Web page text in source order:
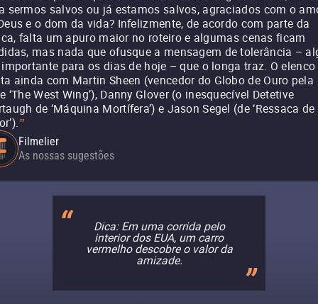
sermos salvos ou já estamos salvos, agraciados com o
e o dom da vida? Infelizmente, de acordo com parte da
falta um apuro maior no roteiro e algumas cenas ficam
mas nada que ofusque a mensagem de tolerância –
para os dias de hoje – que o longa traz. O elenco
ainda com Martin Sheen (vencedor do Globo de Ouro pela
‘The West Wing’), Danny Glover (o inesquecível Detetive
de ‘Máquina Mortífera’) e Jason Segel (de ‘Ressaca de
"
Filmelier
As nossas sugestões
Dica: Em uma corrida pelo
interior dos EUA, um carro
vermelho descobre o valor da
amizade.